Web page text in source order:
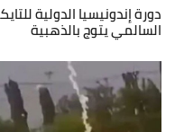
السالمي يتوج بالذهبية